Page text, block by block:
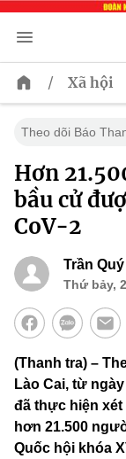
/ Xã hội
Theo dõi Báo
Hơn
bầu cử
CoV-2
Trần Quý
Thứ bảy,
(Thanh tra) –
Lào Cai, từ
đã thực hiện xét
hơn 21.500
Quốc hội khóa